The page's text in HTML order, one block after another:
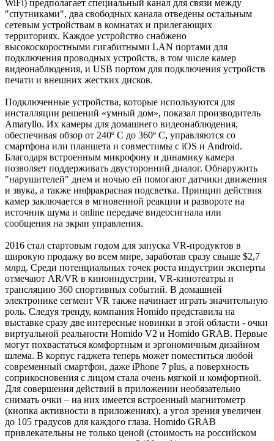
WiFi) предполагает специальный канал для связи между
"спутниками", два свободных канала отведены остальным
сетевым устройствам в комнатах и прилегающих
территориях. Каждое устройство снабжено
высокоскоростными гигабитными LAN портами для
подключения проводных устройств, в том числе камер
видеонаблюдения, и USB портом для подключения устройств
печати и внешних жестких дисков.
Подключенные устройства, которые используются для
инсталляции решений «умный дом», показал производитель
Amaryllo. Их камеры для домашнего видеонаблюдения,
обеспечивая обзор от 240º С до 360º С, управляются со
смартфона или планшета и совместимы с iOS и Android.
Благодаря встроенным микрофону и динамику камера
позволяет поддерживать двусторонний диалог. Обнаружить
"нарушителей" днем и ночью ей помогают датчики движения
и звука, а также инфракрасная подсветка. Принцип действия
камер заключается в мгновенной реакции и развороте на
источник шума и online передаче видеосигнала или
сообщения на экран управления.
2016 стал стартовым годом для запуска VR-продуктов в
широкую продажу во всем мире, заработав сразу свыше $2,7
млрд. Среди потенциальных точек роста индустрии эксперты
отмечают AR/VR в киноиндустрии, VR-кинотеатры и
трансляцию 360 спортивных событий. В домашней
электронике сегмент VR также начинает играть значительную
роль. Следуя тренду, компания Homido представила на
выставке сразу две интересные новинки в этой области - очки
виртуальной реальности Homido V2 и Homido GRAB. Первые
могут похвастаться комфортным и эргономичным дизайном
шлема. В корпус гаджета теперь может поместиться любой
современный смартфон, даже iPhone 7 plus, а поверхность
соприкосновения с лицом стала очень мягкой и комфортной.
Для совершения действий в приложении необязательно
снимать очки – на них имеется встроенный магнитометр
(кнопка активности в приложениях), а угол зрения увеличен
до 105 градусов для каждого глаза. Homido GRAB
привлекательны не только ценой (стоимость на российском